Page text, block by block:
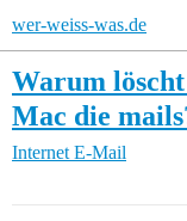
wer-weiss-was.de
Warum
Mac die
Internet E-Mail